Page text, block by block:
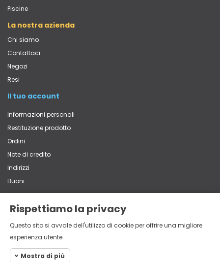
Rispettiamo la privacy
Questo sito si avvale dell'utilizzo di cookie per offrire una migliore
esperienza utente.
Mostra di più
Piscine
La nostra azienda
Chi siamo
Contattaci
Negozi
Resi
Il tuo account
Informazioni personali
Restituzione prodotto
Ordini
Note di credito
Indirizzi
Buoni
Via Vittorio Veneto, 65 - 22060 Carugo (CO)